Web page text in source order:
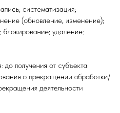
систематизация;
(обновление, изменение);
блокирование; удаление;
получения от субъекта
о прекращении обработки/
деятельности